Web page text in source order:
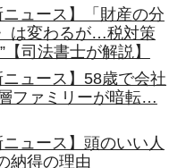
ニュース】「財産の分
は変わるが…税対策
司法書士が解説】
ニュース】58歳で会社
ファミリーが暗転…
ュース】頭のいい人
納得の理由